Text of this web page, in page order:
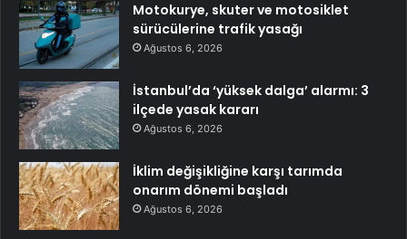
Motokurye, skuter ve motosiklet
sürücülerine trafik yasağı
Ağustos 6, 2026
İstanbul’da ‘yüksek dalga’ alarmı: 3
ilçede yasak kararı
Ağustos 6, 2026
İklim değişikliğine karşı tarımda
onarım dönemi başladı
Ağustos 6, 2026